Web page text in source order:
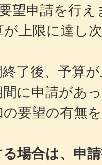
望申請を行え
上限に達し
了後、予算
に申請があ
の要望の有無
場合は、申